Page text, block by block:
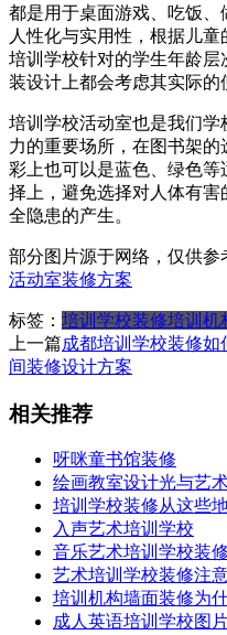
都是用于桌面游戏、吃饭
人性化与实用性，根据儿
培训学校针对的学生年龄
装设计上都会考虑其实际的
培训学校活动室也是我们
力的重要场所，在图书架
彩上也可以是蓝色、绿色
择上，避免选择对人体有
全隐患的产生。
部分图片源于网络，仅供参
活动室装修方案
标签： 培训学校装修培训机
上一篇成都培训学校装修如
间装修设计方案
相关推荐
呀咪童书馆装修
绘画教室设计光与艺
培训学校装修从这些
入声艺术培训学校
音乐艺术培训学校装修
艺术培训学校装修注
培训机构墙面装修为
成人英语培训学校图